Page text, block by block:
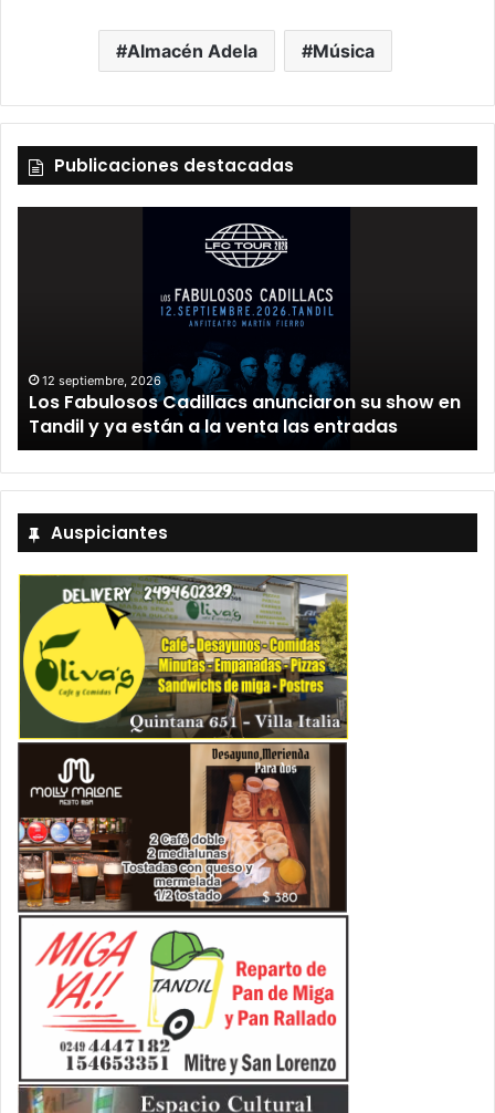
Almacén Adela Música
Publicaciones destacadas
12 septiembre, 2026
Los Fabulosos Cadillacs anunciaron su show en
Tandil y ya están a la venta las entradas
Auspiciantes